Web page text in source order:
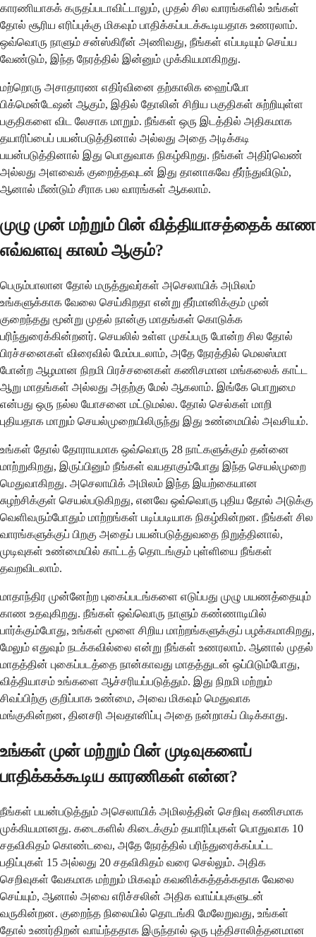
காரணியாகக் கருதப்படாவிட்டாலும், முதல் சில வாரங்களில் உங்கள்
தோல் சூரிய எரிப்புக்கு மிகவும் பாதிக்கப்படக்கூடியதாக உணரலாம்.
ஒவ்வொரு நாளும் சன்ஸ்கிரீன் அணிவது, நீங்கள் எப்படியும் செய்ய
வேண்டும், இந்த நேரத்தில் இன்னும் முக்கியமாகிறது.
மற்றொரு அசாதாரண எதிர்வினை தற்காலிக ஹைப்போ
பிக்மென்டேஷன் ஆகும், இதில் தோலின் சிறிய பகுதிகள் சுற்றியுள்ள
பகுதிகளை விட லேசாக மாறும். நீங்கள் ஒரு இடத்தில் அதிகமாக
தயாரிப்பைப் பயன்படுத்தினால் அல்லது அதை அடிக்கடி
பயன்படுத்தினால் இது பொதுவாக நிகழ்கிறது. நீங்கள் அதிர்வெண்
அல்லது அளவைக் குறைத்தவுடன் இது தானாகவே தீர்ந்துவிடும்,
ஆனால் மீண்டும் சீராக பல வாரங்கள் ஆகலாம்.
முழு முன் மற்றும் பின் வித்தியாசத்தைக் காண
எவ்வளவு காலம் ஆகும்?
பெரும்பாலான தோல் மருத்துவர்கள் அசெலாயிக் அமிலம்
உங்களுக்காக வேலை செய்கிறதா என்று தீர்மானிக்கும் முன்
குறைந்தது மூன்று முதல் நான்கு மாதங்கள் கொடுக்க
பரிந்துரைக்கின்றனர். செயலில் உள்ள முகப்பரு போன்ற சில தோல்
பிரச்சனைகள் விரைவில் மேம்படலாம், அதே நேரத்தில் மெலஸ்மா
போன்ற ஆழமான நிறமி பிரச்சனைகள் கணிசமான மங்கலைக் காட்ட
ஆறு மாதங்கள் அல்லது அதற்கு மேல் ஆகலாம். இங்கே பொறுமை
என்பது ஒரு நல்ல யோசனை மட்டுமல்ல. தோல் செல்கள் மாறி
புதியதாக மாறும் செயல்முறையிலிருந்து இது உண்மையில் அவசியம்.
உங்கள் தோல் தோராயமாக ஒவ்வொரு 28 நாட்களுக்கும் தன்னை
மாற்றுகிறது, இருப்பினும் நீங்கள் வயதாகும்போது இந்த செயல்முறை
மெதுவாகிறது. அசெலாயிக் அமிலம் இந்த இயற்கையான
சுழற்சிக்குள் செயல்படுகிறது, எனவே ஒவ்வொரு புதிய தோல் அடுக்கு
வெளிவரும்போதும் மாற்றங்கள் படிப்படியாக நிகழ்கின்றன. நீங்கள் சில
வாரங்களுக்குப் பிறகு அதைப் பயன்படுத்துவதை நிறுத்தினால்,
முடிவுகள் உண்மையில் காட்டத் தொடங்கும் புள்ளியை நீங்கள்
தவறவிடலாம்.
மாதாந்திர முன்னேற்ற புகைப்படங்களை எடுப்பது முழு பயணத்தையும்
காண உதவுகிறது. நீங்கள் ஒவ்வொரு நாளும் கண்ணாடியில்
பார்க்கும்போது, ​​உங்கள் மூளை சிறிய மாற்றங்களுக்குப் பழக்கமாகிறது,
மேலும் எதுவும் நடக்கவில்லை என்று நீங்கள் உணரலாம். ஆனால் முதல்
மாதத்தின் புகைப்படத்தை நான்காவது மாதத்துடன் ஒப்பிடும்போது, ​​
வித்தியாசம் உங்களை ஆச்சரியப்படுத்தும். இது நிறமி மற்றும்
சிவப்பிற்கு குறிப்பாக உண்மை, அவை மிகவும் மெதுவாக
மங்குகின்றன, தினசரி அவதானிப்பு அதை நன்றாகப் பிடிக்காது.
உங்கள் முன் மற்றும் பின் முடிவுகளைப்
பாதிக்கக்கூடிய காரணிகள் என்ன?
நீங்கள் பயன்படுத்தும் அசெலாயிக் அமிலத்தின் செறிவு கணிசமாக
முக்கியமானது. கடைகளில் கிடைக்கும் தயாரிப்புகள் பொதுவாக 10
சதவிகிதம் கொண்டவை, அதே நேரத்தில் பரிந்துரைக்கப்பட்ட
பதிப்புகள் 15 அல்லது 20 சதவிகிதம் வரை செல்லும். அதிக
செறிவுகள் வேகமாக மற்றும் மிகவும் கவனிக்கத்தக்கதாக வேலை
செய்யும், ஆனால் அவை எரிச்சலின் அதிக வாய்ப்புகளுடன்
வருகின்றன. குறைந்த நிலையில் தொடங்கி மேலேறுவது, உங்கள்
தோல் உணர்திறன் வாய்ந்ததாக இருந்தால் ஒரு புத்திசாலித்தனமான